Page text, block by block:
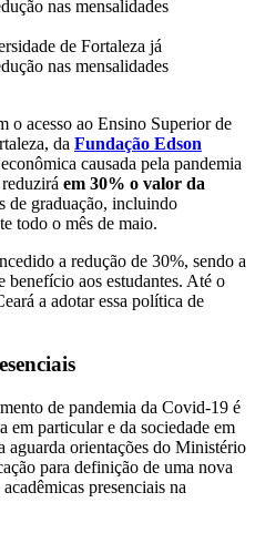
de Fortaleza já
nas mensalidades
o acesso ao Ensino Superior de
da Fundação Edson
causada pela pandemia
em 30% o valor da
de graduação, incluindo
todo o mês de maio.
a redução de 30%, sendo a
benefício aos estudantes. Até o
a adotar essa política de
de pandemia da Covid-19 é
em particular e da sociedade em
aguarda orientações do Ministério
para definição de uma nova
presenciais na